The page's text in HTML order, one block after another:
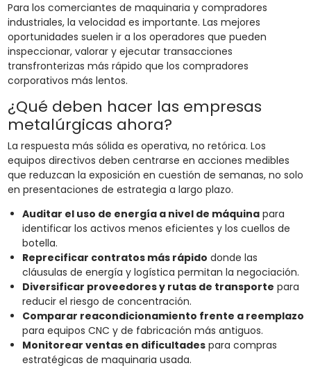
Para los comerciantes de maquinaria y compradores
industriales, la velocidad es importante. Las mejores
oportunidades suelen ir a los operadores que pueden
inspeccionar, valorar y ejecutar transacciones
transfronterizas más rápido que los compradores
corporativos más lentos.
¿Qué deben hacer las empresas
metalúrgicas ahora?
La respuesta más sólida es operativa, no retórica. Los
equipos directivos deben centrarse en acciones medibles
que reduzcan la exposición en cuestión de semanas, no solo
en presentaciones de estrategia a largo plazo.
Auditar el uso de energía a nivel de máquinapara
identificar los activos menos eficientes y los cuellos de
botella.
Reprecificar contratos más rápido donde las
cláusulas de energía y logística permitan la negociación.
Diversificar proveedores y rutas de transporte para
reducir el riesgo de concentración.
Comparar reacondicionamiento frente a reemplazo
para equipos CNC y de fabricación más antiguos.
Monitorear ventas en dificultadespara compras
estratégicas de maquinaria usada.